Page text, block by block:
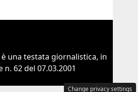
una testata giornalistica, in
62 del 07.03.2001
Change privacy settings